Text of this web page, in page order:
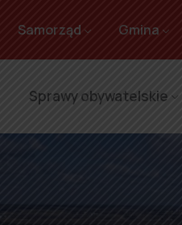
Samorząd Gmina
Sprawy obywatelskie